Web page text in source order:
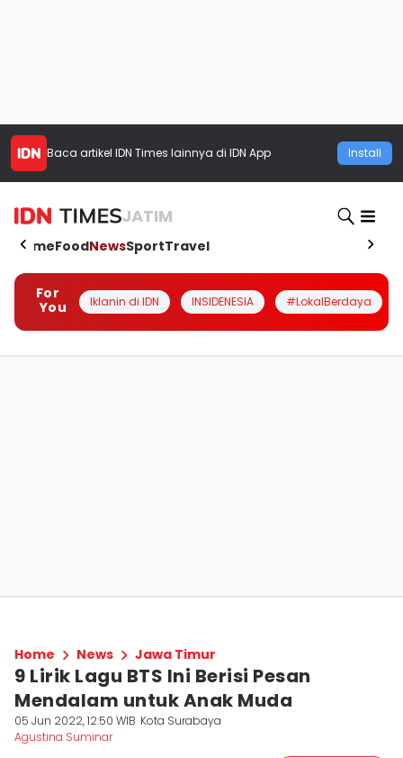
Baca artikel IDN Times lainnya di IDN App Install
JATIM
HomeFoodNewsSportTravel
For
You
Iklanin di IDN INSIDENESIA #LokalBerdaya
Home News Jawa Timur
9 Lirik Lagu BTS Ini Berisi Pesan
Mendalam untuk Anak Muda
05 Jun 2022, 12:50 WIB Kota Surabaya
Agustina Suminar